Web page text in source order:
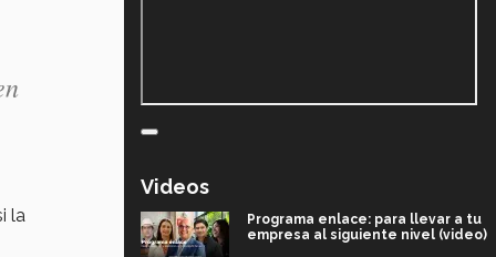
la
Videos
Programa enlace: para llevar a tu
empresa al siguiente nivel (video)